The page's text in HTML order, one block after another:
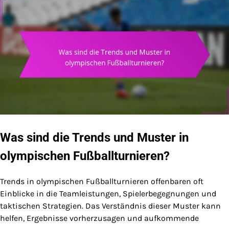
Was sind die Trends und Muster in
olympischen Fußballturnieren?
Trends in olympischen Fußballturnieren offenbaren oft
Einblicke in die Teamleistungen, Spielerbegegnungen und
taktischen Strategien. Das Verständnis dieser Muster kann
helfen, Ergebnisse vorherzusagen und aufkommende